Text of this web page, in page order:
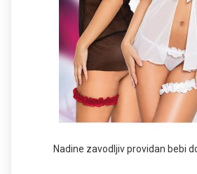
Nadine zavodljiv providan bebi